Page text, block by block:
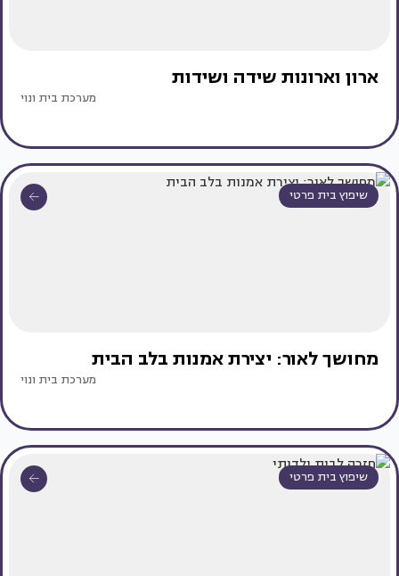
ארון וארונות שידה ושידות
מערכת בית ונוי
שיפוץ בית פרטי
מחושך לאור: יצירת אמנות בלב הבית
מערכת בית ונוי
שיפוץ בית פרטי